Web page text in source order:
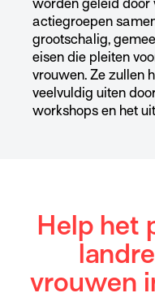
worden geleid door
actiegroepen
grootschalig,
eisen die pleiten
vrouwen. Ze zullen
veelvuldig uiten
workshops en het
Help het
vrouwen